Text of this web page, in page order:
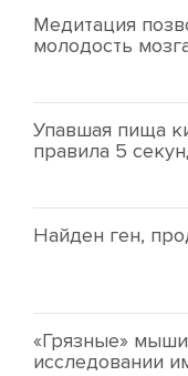
Медитация
молодость
Упавшая пища
правила 5
Найден ген,
«Грязные»
исследовании